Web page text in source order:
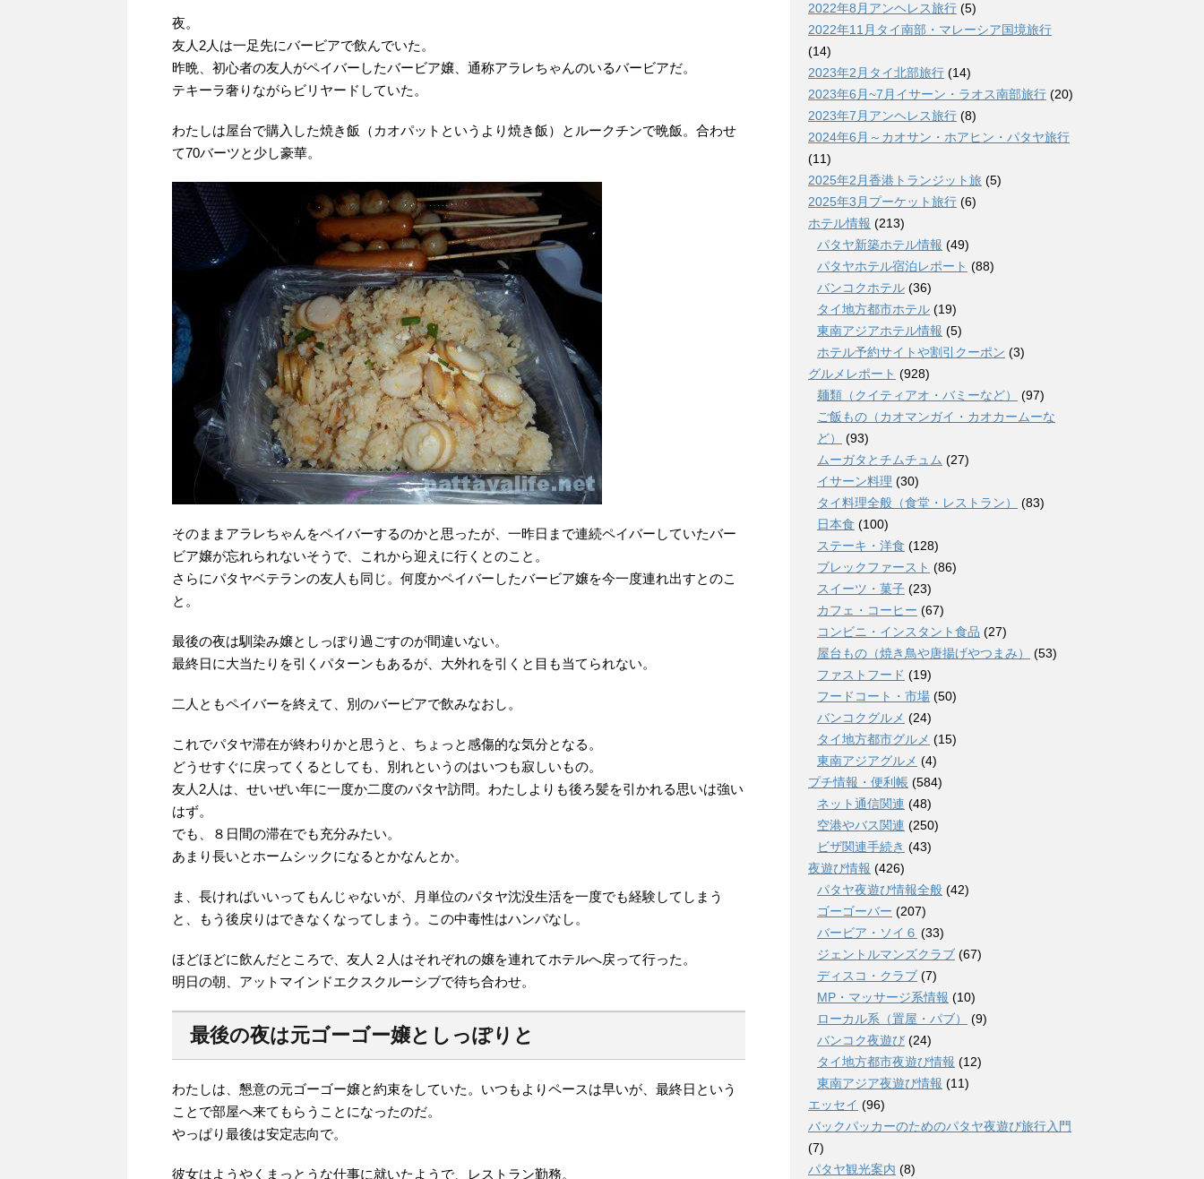
夜。
友人2人は一足先にバービアで飲んでいた。
昨晩、初心者の友人がペイバーしたバービア嬢、通称アラレちゃんのいるバービアだ。
テキーラ奢りながらビリヤードしていた。
わたしは屋台で購入した焼き飯（カオパットというより焼き飯）とルークチンで晩飯。合わせ
て70バーツと少し豪華。
そのままアラレちゃんをペイバーするのかと思ったが、一昨日まで連続ペイバーしていたバー
ビア嬢が忘れられないそうで、これから迎えに行くとのこと。
さらにパタヤベテランの友人も同じ。何度かペイバーしたバービア嬢を今一度連れ出すとのこ
と。
最後の夜は馴染み嬢としっぽり過ごすのが間違いない。
最終日に大当たりを引くパターンもあるが、大外れを引くと目も当てられない。
二人ともペイバーを終えて、別のバービアで飲みなおし。
これでパタヤ滞在が終わりかと思うと、ちょっと感傷的な気分となる。
どうせすぐに戻ってくるとしても、別れというのはいつも寂しいもの。
友人2人は、せいぜい年に一度か二度のパタヤ訪問。わたしよりも後ろ髪を引かれる思いは強い
はず。
でも、８日間の滞在でも充分みたい。
あまり長いとホームシックになるとかなんとか。
ま、長ければいいってもんじゃないが、月単位のパタヤ沈没生活を一度でも経験してしまう
と、もう後戻りはできなくなってしまう。この中毒性はハンパなし。
ほどほどに飲んだところで、友人２人はそれぞれの嬢を連れてホテルへ戻って行った。
明日の朝、アットマインドエクスクルーシブで待ち合わせ。
最後の夜は元ゴーゴー嬢としっぽりと
わたしは、懇意の元ゴーゴー嬢と約束をしていた。いつもよりペースは早いが、最終日という
ことで部屋へ来てもらうことになったのだ。
やっぱり最後は安定志向で。
彼女はようやくまっとうな仕事に就いたようで、レストラン勤務。
2022年8月アンヘレス旅行 (5)
2022年11月タイ南部・マレーシア国境旅行
(14)
2023年2月タイ北部旅行 (14)
2023年6月~7月イサーン・ラオス南部旅行 (20)
2023年7月アンヘレス旅行 (8)
2024年6月～カオサン・ホアヒン・パタヤ旅行
(11)
2025年2月香港トランジット旅 (5)
2025年3月プーケット旅行 (6)
ホテル情報 (213)
パタヤ新築ホテル情報 (49)
パタヤホテル宿泊レポート (88)
バンコクホテル (36)
タイ地方都市ホテル (19)
東南アジアホテル情報 (5)
ホテル予約サイトや割引クーポン (3)
グルメレポート (928)
麺類（クイティアオ・バミーなど）
(97)
ご飯もの（カオマンガイ・カオカームーな
ど）
(93)
ムーガタとチムチュム (27)
イサーン料理 (30)
タイ料理全般（食堂・レストラン）
(83)
日本食 (100)
ステーキ・洋食 (128)
ブレックファースト (86)
スイーツ・菓子 (23)
カフェ・コーヒー (67)
コンビニ・インスタント食品 (27)
屋台もの（焼き鳥や唐揚げやつまみ）
(53)
ファストフード (19)
フードコート・市場 (50)
バンコクグルメ (24)
タイ地方都市グルメ (15)
東南アジアグルメ (4)
プチ情報・便利帳 (584)
ネット通信関連 (48)
空港やバス関連 (250)
ビザ関連手続き (43)
夜遊び情報 (426)
パタヤ夜遊び情報全般 (42)
ゴーゴーバー (207)
バービア・ソイ６ (33)
ジェントルマンズクラブ (67)
ディスコ・クラブ (7)
MP・マッサージ系情報 (10)
ローカル系（置屋・パブ）
(9)
バンコク夜遊び (24)
タイ地方都市夜遊び情報 (12)
東南アジア夜遊び情報 (11)
エッセイ (96)
バックパッカーのためのパタヤ夜遊び旅行入門
(7)
パタヤ観光案内 (8)